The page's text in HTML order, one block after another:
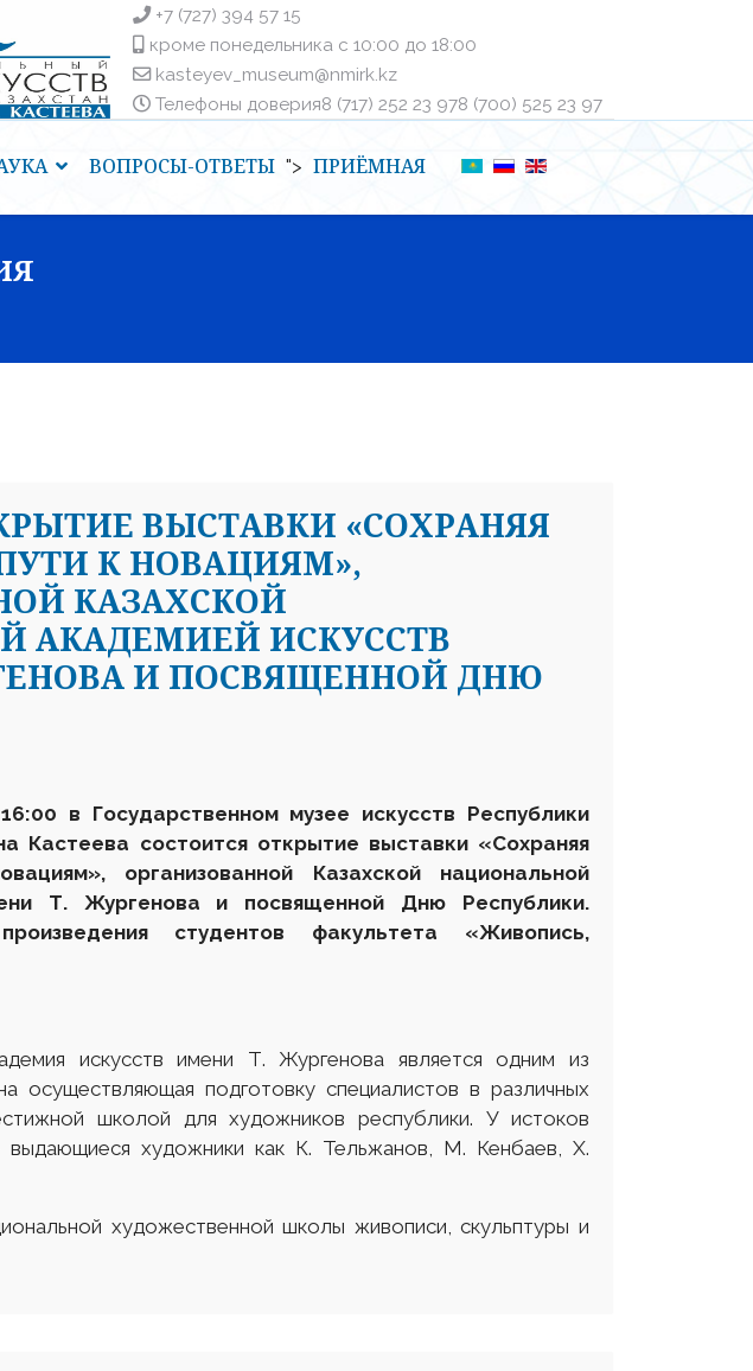
+7 (727) 394 57 15
кроме понедельника с 10:00 до 18:00
kasteyev_museum@nmirk.kz
Телефоны доверияㅤ8 (717) 252 23 97ㅤㅤ8 (700) 525 23 97
ВОПРОСЫ-ОТВЕТЫ "> ПРИЁМНАЯ
ВЫСТАВКИ «СОХРАНЯЯ
К НОВАЦИЯМ»,
КАЗАХСКОЙ
АКАДЕМИЕЙ ИСКУССТВ
И ПОСВЯЩЕННОЙ ДНЮ
в Государственном музее искусств Республики
Кастеева состоится открытие выставки «Сохраняя
организованной Казахской национальной
Т. Жургенова и посвященной Дню Республики.
студентов факультета «Живопись,
искусств имени Т. Жургенова является одним из
осуществляющая подготовку специалистов в различных
школой для художников республики. У истоков
выдающиеся художники как К. Тельжанов, М. Кенбаев, Х.
художественной школы живописи, скульптуры и